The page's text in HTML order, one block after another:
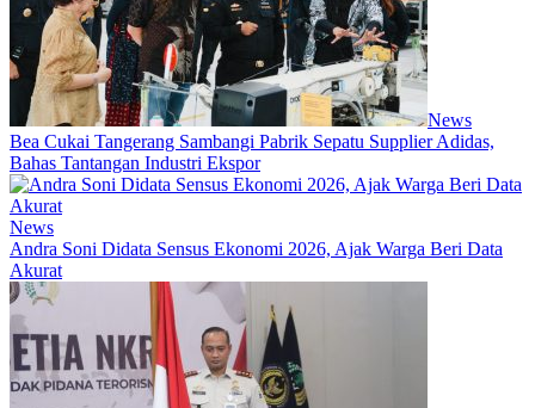
News
Bea Cukai Tangerang Sambangi Pabrik Sepatu Supplier Adidas,
Bahas Tantangan Industri Ekspor
News
Andra Soni Didata Sensus Ekonomi 2026, Ajak Warga Beri Data
Akurat